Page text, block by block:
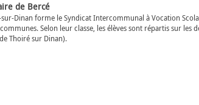
de Bercé
Dinan forme le Syndicat Intercommunal à Vocation
Selon leur classe, les élèves sont répartis sur les
Thoiré sur Dinan).